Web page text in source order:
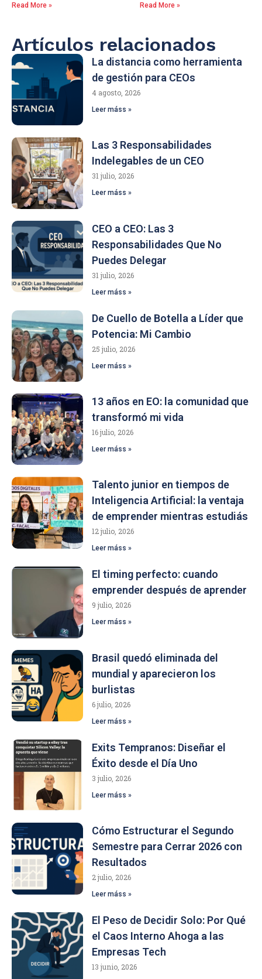
Read More » Read More »
Artículos relacionados
La distancia como herramienta
de gestión para CEOs
4 agosto, 2026
Leer máss »
Las 3 Responsabilidades
Indelegables de un CEO
31 julio, 2026
Leer máss »
CEO a CEO: Las 3
Responsabilidades Que No
Puedes Delegar
31 julio, 2026
Leer máss »
De Cuello de Botella a Líder que
Potencia: Mi Cambio
25 julio, 2026
Leer máss »
13 años en EO: la comunidad que
transformó mi vida
16 julio, 2026
Leer máss »
Talento junior en tiempos de
Inteligencia Artificial: la ventaja
de emprender mientras estudiás
12 julio, 2026
Leer máss »
El timing perfecto: cuando
emprender después de aprender
9 julio, 2026
Leer máss »
Brasil quedó eliminada del
mundial y aparecieron los
burlistas
6 julio, 2026
Leer máss »
Exits Tempranos: Diseñar el
Éxito desde el Día Uno
3 julio, 2026
Leer máss »
Cómo Estructurar el Segundo
Semestre para Cerrar 2026 con
Resultados
2 julio, 2026
Leer máss »
El Peso de Decidir Solo: Por Qué
el Caos Interno Ahoga a las
Empresas Tech
13 junio, 2026